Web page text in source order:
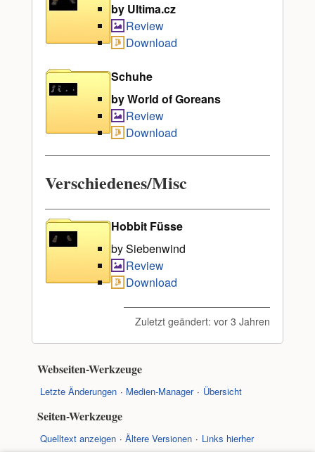
by Ultima.cz
Review
Download
Schuhe
by World of Goreans
Review
Download
Verschiedenes/Misc
Hobbit Füsse
by Siebenwind
Review
Download
Zuletzt geändert: vor 3 Jahren
Webseiten-Werkzeuge
Letzte Änderungen Medien-Manager Übersicht
Seiten-Werkzeuge
Quelltext anzeigen Ältere Versionen
Links hierher